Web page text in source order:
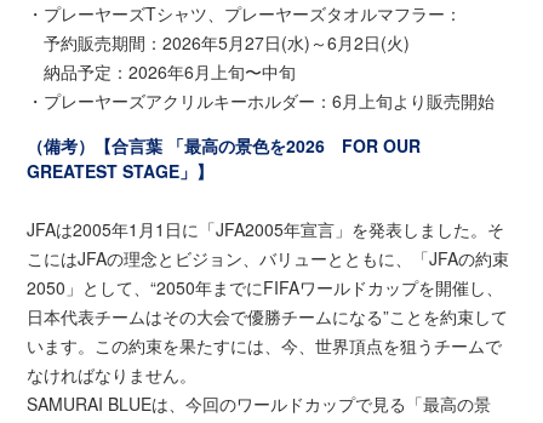
・プレーヤーズTシャツ、プレーヤーズタオルマフラー：
予約販売期間：2026年5月27日(水)～6月2日(火)
納品予定：2026年6月上旬〜中旬
・プレーヤーズアクリルキーホルダー：6月上旬より販売開始
（備考）【合言葉 「最高の景色を2026 FOR OUR
GREATEST STAGE」】
JFAは2005年1月1日に「JFA2005年宣言」を発表しました。そ
こにはJFAの理念とビジョン、バリューとともに、「JFAの約束
2050」として、“2050年までにFIFAワールドカップを開催し、
日本代表チームはその大会で優勝チームになる”ことを約束して
います。この約束を果たすには、今、世界頂点を狙うチームで
なければなりません。
SAMURAI BLUEは、今回のワールドカップで見る「最高の景